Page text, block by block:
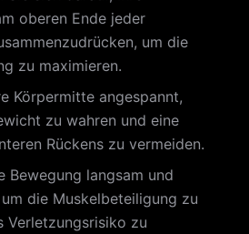
oberen Ende jeder
um die
zu maximieren.
Körpermitte angespannt,
zu wahren und eine
Rückens zu vermeiden.
Bewegung langsam und
die Muskelbeteiligung zu
Verletzungsrisiko zu